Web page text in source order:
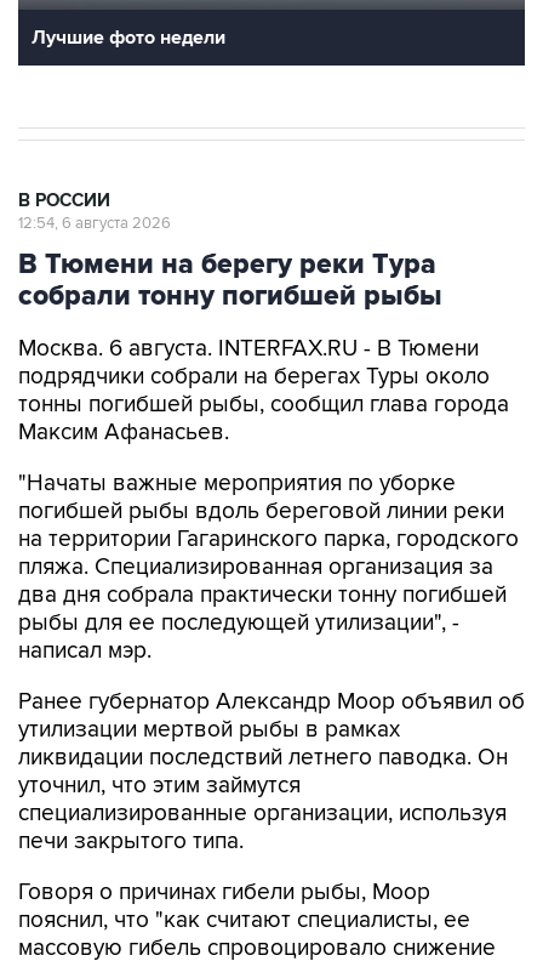
Лучшие фото недели
В РОССИИ
12:54, 6 августа 2026
В Тюмени на берегу реки Тура
собрали тонну погибшей рыбы
Москва. 6 августа. INTERFAX.RU - В Тюмени
подрядчики собрали на берегах Туры около
тонны погибшей рыбы, сообщил глава города
Максим Афанасьев.
"Начаты важные мероприятия по уборке
погибшей рыбы вдоль береговой линии реки
на территории Гагаринского парка, городского
пляжа. Специализированная организация за
два дня собрала практически тонну погибшей
рыбы для ее последующей утилизации", -
написал мэр.
Ранее губернатор Александр Моор объявил об
утилизации мертвой рыбы в рамках
ликвидации последствий летнего паводка. Он
уточнил, что этим займутся
специализированные организации, используя
печи закрытого типа.
Говоря о причинах гибели рыбы, Моор
пояснил, что "как считают специалисты, ее
массовую гибель спровоцировало снижение